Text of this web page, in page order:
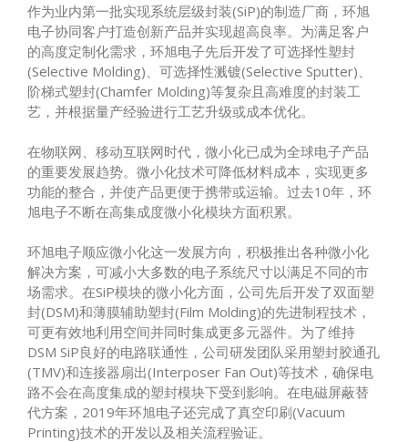
作为业内第一批实现系统层级封装(SiP)的制造厂商，环旭
电子协同客户打造创新产品并实现超高良率。为满足客户
的高度定制化需求，环旭电子先后开发了可选择性塑封
(Selective Molding)、可选择性溅镀(Selective Sputter)、
阶梯式塑封(Chamfer Molding)等复杂且高难度的封装工
艺，并根据量产经验进行工艺升级或成本优化。
在物联网、移动互联网时代，微小化已成为全球电子产品
的重要发展趋势。微小化技术可降低材料成本，实现更多
功能的整合，并使产品更便于携带或运输。过去10年，环
旭电子不断在高集成度微小化模块方面积累。
环旭电子顺应微小化这一发展方向，积极推出各种微小化
解决方案，可减小大多数的电子系统尺寸以满足不同的市
场需求。在SiP模块的微小化方面，公司先后开发了双面塑
封(DSM)和薄膜辅助塑封(Film Molding)的先进制程技术，
可更有效地利用空间并同时集成更多元器件。为了维持
DSM SiP良好的电路联通性，公司研发团队采用塑封胶通孔
(TMV)和连接器扇出(Interposer Fan Out)等技术，确保电
路不会在高度集成的塑封模块下受到影响。在电磁屏蔽替
代方案，2019年环旭电子还完成了真空印刷(Vacuum
Printing)技术的开发以及相关流程验证。